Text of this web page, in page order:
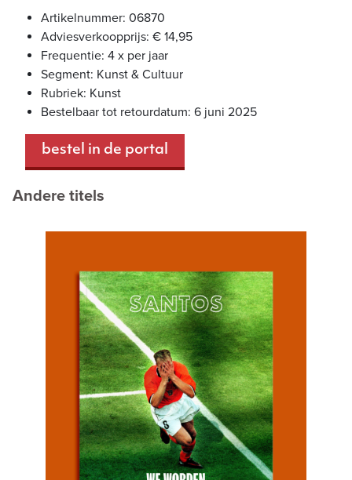
Artikelnummer: 06870
Adviesverkoopprijs: € 14,95
Frequentie: 4 x per jaar
Segment: Kunst & Cultuur
Rubriek: Kunst
Bestelbaar tot retourdatum: 6 juni 2025
bestel in de portal
Andere titels